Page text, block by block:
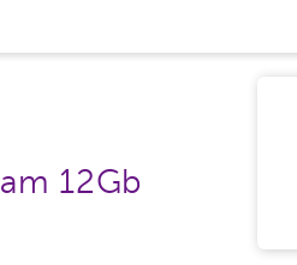
12Gb